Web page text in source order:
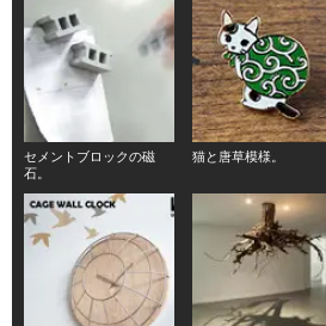
セメントブロックの磁
石。
猫と唐草模様。